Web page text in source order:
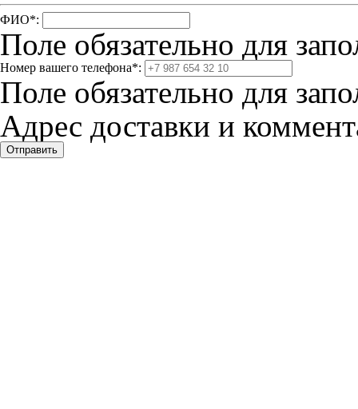
ФИО*:
Поле обязательно для
Номер вашего телефона*:
Поле обязательно для
Адрес доставки и